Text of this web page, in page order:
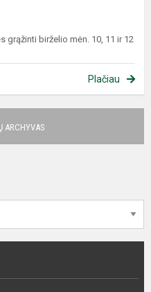
birželio mėn. 10, 11 ir 12
Plačiau
ARCHYVAS